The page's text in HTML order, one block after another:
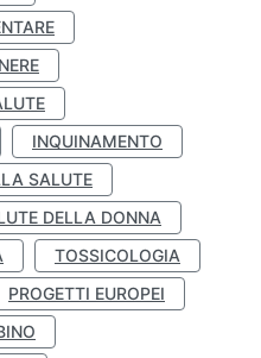
INQUINAMENTO
SALUTE
DELLA DONNA
TOSSICOLOGIA
PROGETTI EUROPEI